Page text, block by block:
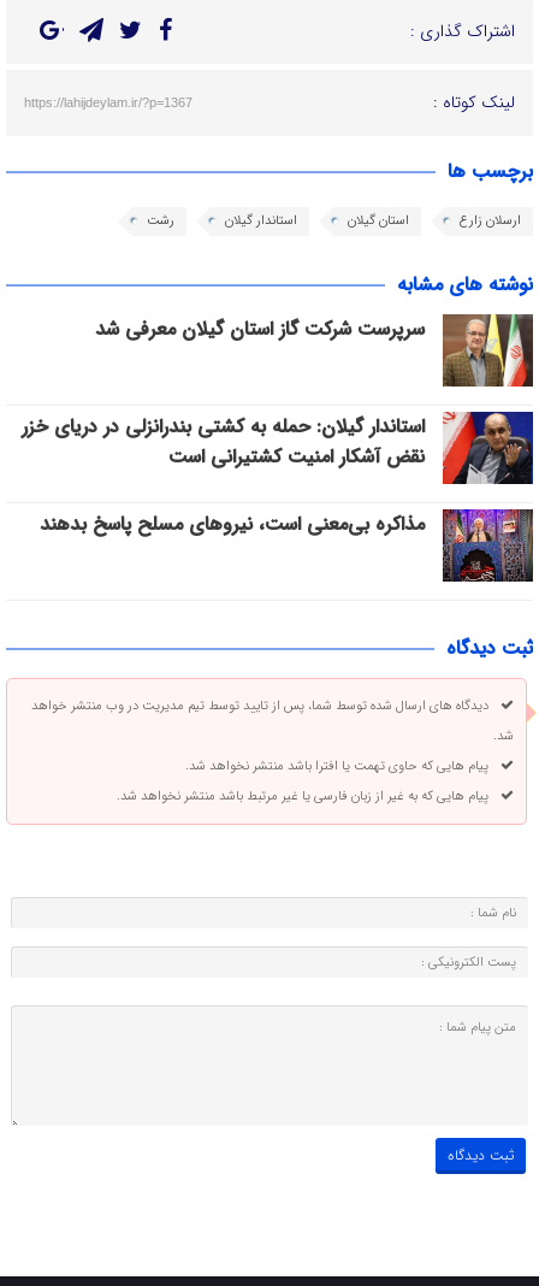
اشتراک گذاری :
لینک کوتاه : https://lahijdeylam.ir/?p=1367
برچسب ها
ارسلان زارع استان گیلان استاندار گیلان رشت
نوشته های مشابه
سرپرست شرکت گاز استان گیلان معرفی شد
استاندار گیلان: حمله به کشتی بندرانزلی در دریای خزر
نقض آشکار امنیت کشتیرانی است
مذاکره بی‌معنی است، نیروهای مسلح پاسخ بدهند
ثبت دیدگاه
دیدگاه های ارسال شده توسط شما، پس از تایید توسط تیم مدیریت در وب منتشر خواهد
شد.
پیام هایی که حاوی تهمت یا افترا باشد منتشر نخواهد شد.
پیام هایی که به غیر از زبان فارسی یا غیر مرتبط باشد منتشر نخواهد شد.